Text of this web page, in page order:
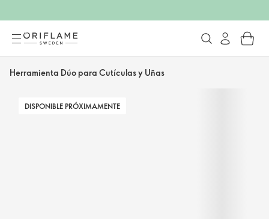
Herramienta Dúo para Cutículas y Uñas
DISPONIBLE PRÓXIMAMENTE